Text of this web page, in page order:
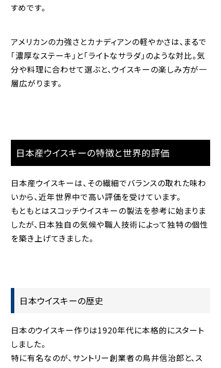
すめです。
アメリカンの力強さとカナディアンの軽やかさは、まるで
「濃厚なステーキ」と「ライトなサラダ」のような対比。気
分や料理に合わせて選ぶと、ウイスキーの楽しみ方が一
層広がります。
日本産ウイスキーの特徴と世界的評価
日本産ウイスキーは、その繊細でバランスの取れた味わ
いから、近年世界中で高い評価を受けています。
もともとはスコッチウイスキーの製法を参考に始まりま
したが、日本独自の気候や職人技術によって独特の個性
を築き上げてきました。
日本ウイスキーの歴史
日本のウイスキー作りは1920年代に本格的にスタート
しました。
特に有名なのが、サントリー創業者の鳥井信治郎と、ス